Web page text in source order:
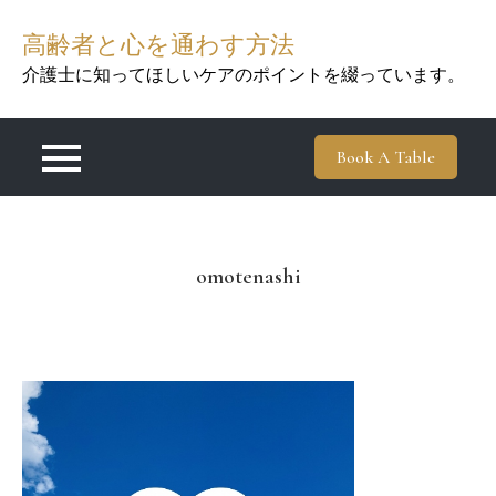
content
高齢者と心を通わす方法
介護士に知ってほしいケアのポイントを綴っています。
Book A Table
omotenashi